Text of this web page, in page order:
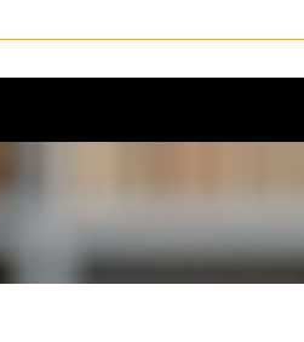
Réinitialiser les filtres